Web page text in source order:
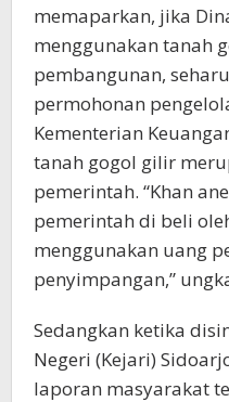
memaparkan, jika
menggunakan tanah
pembangunan,
permohonan
Kementerian
tanah gogol gilir
pemerintah. “Khan
pemerintah di beli
menggunakan uang
penyimpangan,”
Sedangkan ketika
Negeri (Kejari)
laporan masyarakat